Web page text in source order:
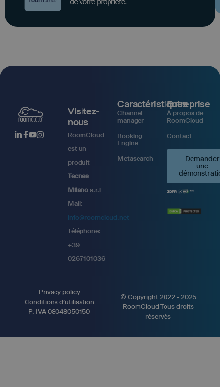
Visitez-
nous
RoomCloud
est un
produit
Tecnes
Milanos.r.l
Mail:
info@roomcloud.net
Téléphone:
+39
0267101036
Caractéristiques
Channel
manager
Booking
Engine
Metasearch
Entreprise
À propos de
RoomCloud
Contact
Demander
une
© Copyright 2022 - 2025
RoomCloud Tous droits
réservés
Privacy policy
Conditions d'utilisation
P. IVA 08048050150